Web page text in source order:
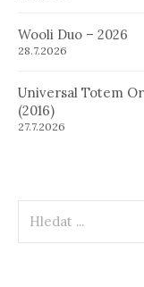
Wooli Duo – 2026
28.7.2026
Universal Totem
(2016)
27.7.2026